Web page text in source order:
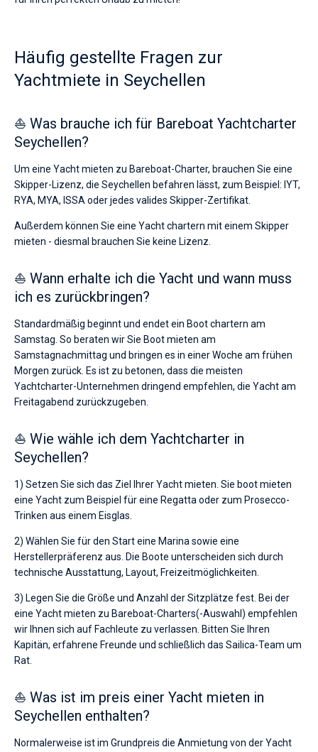
Häufig gestellte Fragen zur
Yachtmiete in Seychellen
⛵ Was brauche ich für Bareboat Yachtcharter
Seychellen?
Um eine Yacht mieten zu Bareboat-Charter, brauchen Sie eine
Skipper-Lizenz, die Seychellen befahren lässt, zum Beispiel: IYT,
RYA, MYA, ISSA oder jedes valides Skipper-Zertifikat.
Außerdem können Sie eine Yacht chartern mit einem Skipper
mieten - diesmal brauchen Sie keine Lizenz.
⛵ Wann erhalte ich die Yacht und wann muss
ich es zurückbringen?
Standardmäßig beginnt und endet ein Boot chartern am
Samstag. So beraten wir Sie Boot mieten am
Samstagnachmittag und bringen es in einer Woche am frühen
Morgen zurück. Es ist zu betonen, dass die meisten
Yachtcharter-Unternehmen dringend empfehlen, die Yacht am
Freitagabend zurückzugeben.
⛵ Wie wähle ich dem Yachtcharter in
Seychellen?
1) Setzen Sie sich das Ziel Ihrer Yacht mieten. Sie boot mieten
eine Yacht zum Beispiel für eine Regatta oder zum Prosecco-
Trinken aus einem Eisglas.
2) Wählen Sie für den Start eine Marina sowie eine
Herstellerpräferenz aus. Die Boote unterscheiden sich durch
technische Ausstattung, Layout, Freizeitmöglichkeiten.
3) Legen Sie die Größe und Anzahl der Sitzplätze fest. Bei der
eine Yacht mieten zu Bareboat-Charters(-Auswahl) empfehlen
wir Ihnen sich auf Fachleute zu verlassen. Bitten Sie Ihren
Kapitän, erfahrene Freunde und schließlich das Sailica-Team um
Rat.
⛵ Was ist im preis einer Yacht mieten in
Seychellen enthalten?
Normalerweise ist im Grundpreis die Anmietung von der Yacht